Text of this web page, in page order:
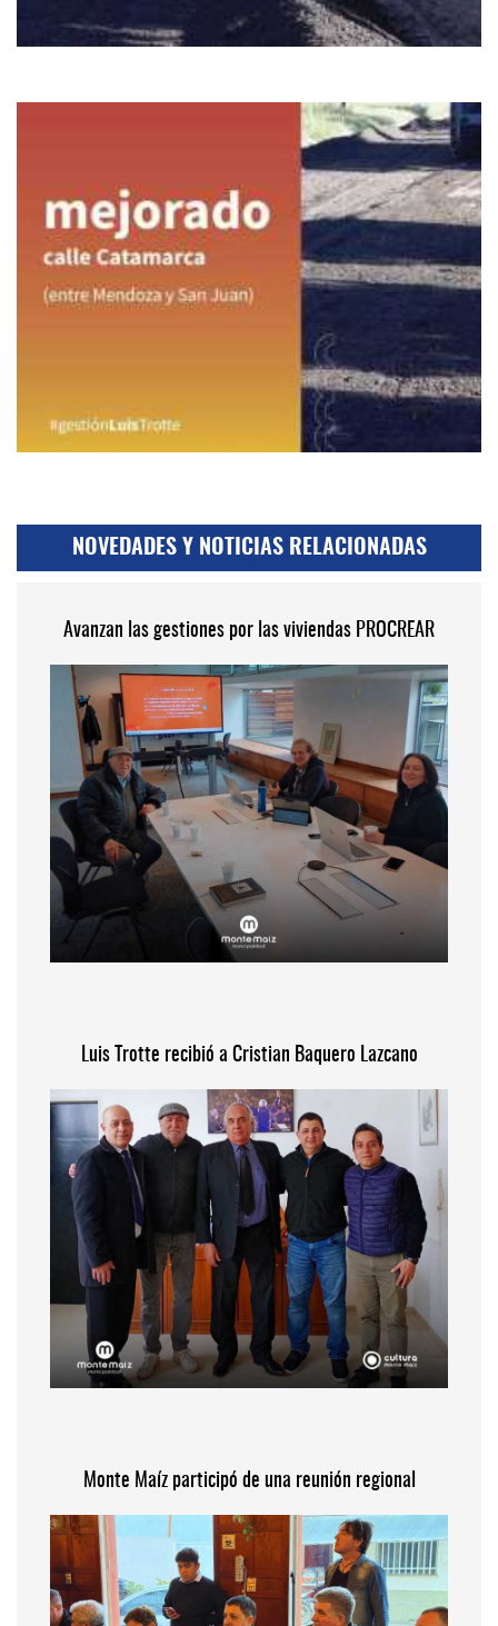
NOVEDADES Y NOTICIAS RELACIONADAS
Avanzan las gestiones por las viviendas PROCREAR
Luis Trotte recibió a Cristian Baquero Lazcano
Monte Maíz participó de una reunión regional